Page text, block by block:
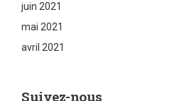
juin 2021
mai 2021
avril 2021
Suivez-nous